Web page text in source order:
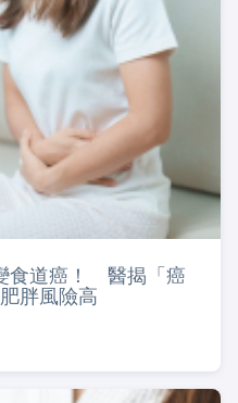
食道癌！ 醫揭「癌
胖風險高